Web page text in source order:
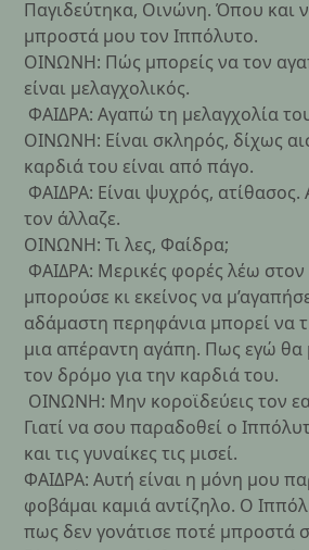
Παγιδεύτηκα, Οινώνη. Όπου και
μπροστά μου τον Ιππόλυτο.
ΟΙΝΩΝΗ: Πώς μπορείς να τον
είναι μελαγχολικός.
ΦΑΙΔΡΑ: Αγαπώ τη μελαγχολία
ΟΙΝΩΝΗ: Είναι σκληρός, δίχως
καρδιά του είναι από πάγο.
ΦΑΙΔΡΑ: Είναι ψυχρός,
τον άλλαζε.
ΟΙΝΩΝΗ: Τι λες, Φαίδρα;
ΦΑΙΔΡΑ: Μερικές φορές λέω
μπορούσε κι εκείνος να
αδάμαστη περηφάνια μπορεί να
μια απέραντη αγάπη. Πως εγώ
τον δρόμο για την καρδιά του.
ΟΙΝΩΝΗ: Μην κοροϊδεύεις τον
Γιατί να σου παραδοθεί ο
και τις γυναίκες τις μισεί.
ΦΑΙΔΡΑ: Αυτή είναι η μόνη μου
φοβάμαι καμιά αντίζηλο. Ο
πως δεν γονάτισε ποτέ μπροστά